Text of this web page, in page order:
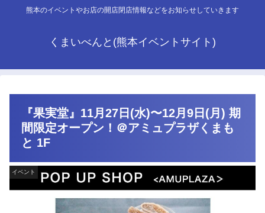
熊本のイベントやお店の開店閉店情報などをお知らせしていきます
くまいべんと(熊本イベントサイト)
『果実堂』11月27日(水)〜12月9日(月) 期
間限定オープン！＠アミュプラザくまも
と 1F
イベント